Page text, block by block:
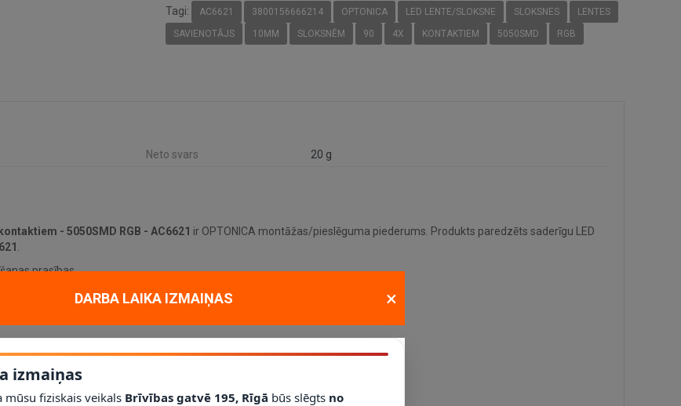
Tagi: AC6621 3800156666214 OPTONICA LED LENTE/SLOKSNE SLOKSNES
LENTES
SAVIENOTĀJS
10MM SLOKSNĒM 90 4X KONTAKTIEM 5050SMD RGB
Neto svars 20 g
- 5050SMD RGB - AC6621 ir OPTONICA montāžas/pieslēguma piederums. Produkts paredzēts saderīgu LED
prasības.
saderību.
DARBA LAIKA IZMAIŅAS ×
izmaiņas
fiziskais veikals Brīvības gatvē 195, Rīgā būs slēgts no